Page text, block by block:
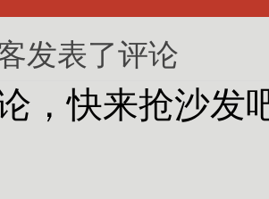
发表了评论
，快来抢沙发